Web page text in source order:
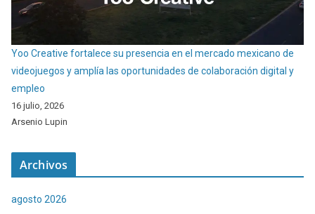
Yoo Creative fortalece su presencia en el mercado mexicano de
videojuegos y amplía las oportunidades de colaboración digital y
empleo
16 julio, 2026
Arsenio Lupin
Archivos
agosto 2026